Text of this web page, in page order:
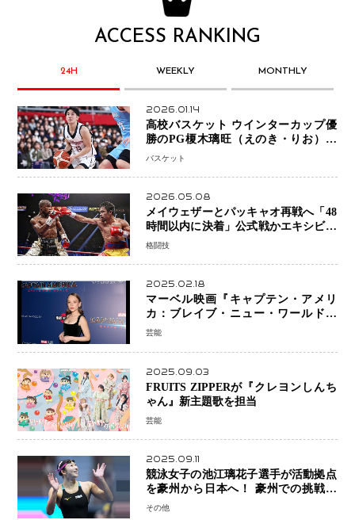
ACCESS RANKING
24H WEEKLY MONTHLY
2026.01.14
高校バスケット ウインターカップ優
勝のPG榎木璃旺（えのき・りお）が
プロの現場へ―。
バスケット
2026.05.08
メイウェザーとパッキャオ再戦へ「48
時間以内に決着」公式戦かエキシビシ
ョンか混迷続く
格闘技
2025.02.18
マーベル映画『キャプテン・アメリ
カ：ブレイブ・ニュー・ワールド』
新ブラック・ウィドウ役のシラ・ハー
芸能
2025.09.03
FRUITS ZIPPERが『クレヨンしんち
ゃん』新主題歌を担当
芸能
2025.09.11
競泳女子の池江璃花子選手が活動拠点
を豪州から日本へ！ 豪州での挑戦を
糧に、28年ロサンゼルス五輪へ再始動
その他